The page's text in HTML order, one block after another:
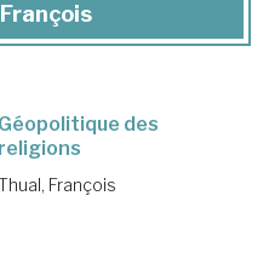
Géopolitique des
religions
François